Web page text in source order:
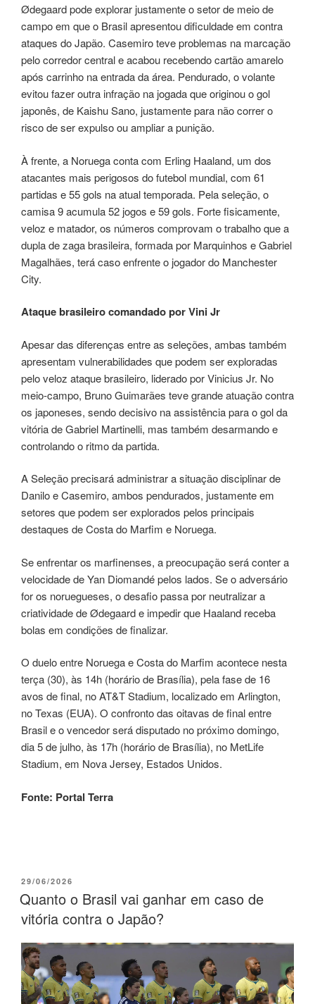
Ødegaard pode explorar justamente o setor de meio de
campo em que o Brasil apresentou dificuldade em contra
ataques do Japão. Casemiro teve problemas na marcação
pelo corredor central e acabou recebendo cartão amarelo
após carrinho na entrada da área. Pendurado, o volante
evitou fazer outra infração na jogada que originou o gol
japonês, de Kaishu Sano, justamente para não correr o
risco de ser expulso ou ampliar a punição.
À frente, a Noruega conta com Erling Haaland, um dos
atacantes mais perigosos do futebol mundial, com 61
partidas e 55 gols na atual temporada. Pela seleção, o
camisa 9 acumula 52 jogos e 59 gols. Forte fisicamente,
veloz e matador, os números comprovam o trabalho que a
dupla de zaga brasileira, formada por Marquinhos e Gabriel
Magalhães, terá caso enfrente o jogador do Manchester
City.
Ataque brasileiro comandado por Vini Jr
Apesar das diferenças entre as seleções, ambas também
apresentam vulnerabilidades que podem ser exploradas
pelo veloz ataque brasileiro, liderado por Vinicius Jr. No
meio-campo, Bruno Guimarães teve grande atuação contra
os japoneses, sendo decisivo na assistência para o gol da
vitória de Gabriel Martinelli, mas também desarmando e
controlando o ritmo da partida.
A Seleção precisará administrar a situação disciplinar de
Danilo e Casemiro, ambos pendurados, justamente em
setores que podem ser explorados pelos principais
destaques de Costa do Marfim e Noruega.
Se enfrentar os marfinenses, a preocupação será conter a
velocidade de Yan Diomandé pelos lados. Se o adversário
for os noruegueses, o desafio passa por neutralizar a
criatividade de Ødegaard e impedir que Haaland receba
bolas em condições de finalizar.
O duelo entre Noruega e Costa do Marfim acontece nesta
terça (30), às 14h (horário de Brasília), pela fase de 16
avos de final, no AT&T Stadium, localizado em Arlington,
no Texas (EUA). O confronto das oitavas de final entre
Brasil e o vencedor será disputado no próximo domingo,
dia 5 de julho, às 17h (horário de Brasília), no MetLife
Stadium, em Nova Jersey, Estados Unidos.
Fonte: Portal Terra
29/06/2026
Quanto o Brasil vai ganhar em caso de
vitória contra o Japão?